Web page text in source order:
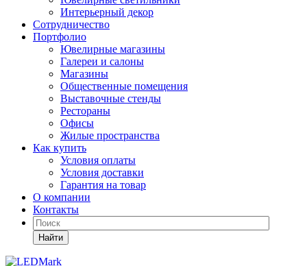
Интерьерный декор
Сотрудничество
Портфолио
Ювелирные магазины
Галереи и салоны
Магазины
Общественные помещения
Выставочные стенды
Рестораны
Офисы
Жилые пространства
Как купить
Условия оплаты
Условия доставки
Гарантия на товар
О компании
Контакты
Найти